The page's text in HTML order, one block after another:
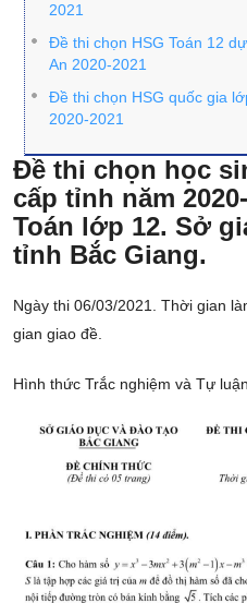
2021
Đề thi chọn HSG Toán 12
An 2020-2021
Đề thi chọn HSG quốc gia
2020-2021
Đề thi chọn học
cấp tỉnh năm
Toán lớp 12. Sở
tỉnh Bắc Giang.
Ngày thi 06/03/2021. Thời gian
gian giao đề.
Hình thức Trắc nghiệm và Tự luận.